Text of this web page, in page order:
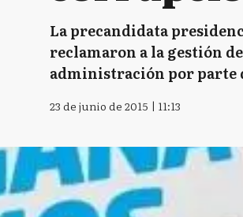
La precandidata
reclamaron a la gestión
administración por parte
23 de junio de 2015 | 11:13